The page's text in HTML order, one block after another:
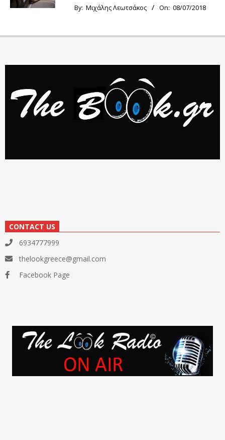
By: Μιχάλης Λεωτσάκος On: 08/07/2018
CONTACT US
6934777999
thelookgreece@gmail.com
Facebook Page